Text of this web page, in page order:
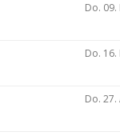
Do.
Do.
Do.